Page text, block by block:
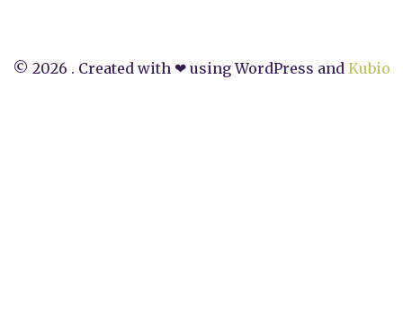
© 2026 . Created with ❤ using WordPress and Kubio